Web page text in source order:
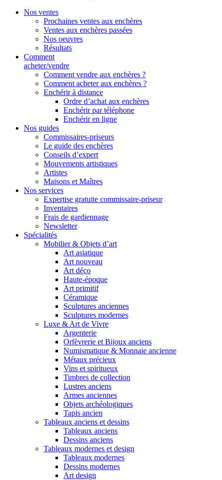
Nos ventes
Prochaines ventes aux enchères
Ventes aux enchères passées
Nos oeuvres
Résultats
Comment
acheter/vendre
Comment vendre aux enchères ?
Comment acheter aux enchères ?
Enchérir à distance
Ordre d’achat aux enchères
Enchérir par téléphone
Enchérir en ligne
Nos guides
Commissaires-priseurs
Le guide des enchères
Conseils d’expert
Mouvements artistiques
Artistes
Maisons et Maîtres
Nos services
Expertise gratuite commissaire-priseur
Inventaires
Frais de gardiennage
Newsletter
Spécialités
Mobilier & Objets d’art
Art asiatique
Art nouveau
Art déco
Haute-époque
Art primitif
Céramique
Sculptures anciennes
Sculptures modernes
Luxe & Art de Vivre
Argenterie
Orfèvrerie et Bijoux anciens
Numismatique & Monnaie ancienne
Métaux précieux
Vins et spiritueux
Timbres de collection
Lustres anciens
Armes anciennes
Objets archéologiques
Tapis ancien
Tableaux anciens et dessins
Tableaux anciens
Dessins anciens
Tableaux modernes et design
Tableaux modernes
Dessins modernes
Art design